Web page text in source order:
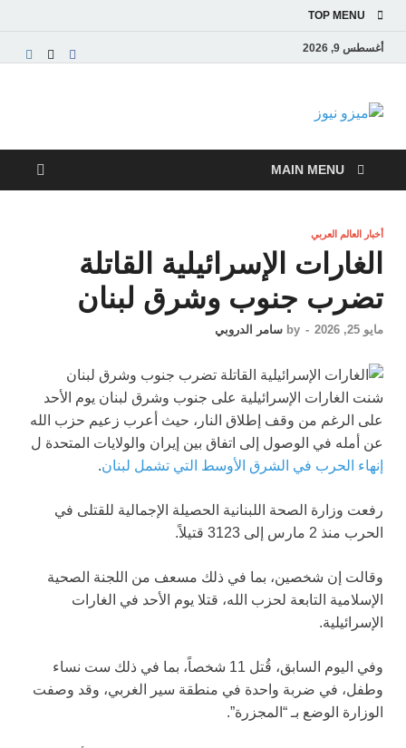
TOP MENU
أغسطس 9, 2026
ميزو نيوز
والاقتصادية
MAIN MENU
أخبار العالم العربي
الغارات الإسرائيلية القاتلة
تضرب جنوب وشرق لبنان
مايو 25, 2026 -
by سامر الدروبي
شنت الغارات الإسرائيلية على جنوب وشرق لبنان يوم الأحد
على الرغم من وقف إطلاق النار، حيث أعرب زعيم حزب الله
عن أمله في الوصول إلى اتفاق بين إيران والولايات المتحدة ل
إنهاء الحرب في الشرق الأوسط التي تشمل لبنان.
رفعت وزارة الصحة اللبنانية الحصيلة الإجمالية للقتلى في
الحرب منذ 2 مارس إلى 3123 قتيلاً.
وقالت إن شخصين، بما في ذلك مسعف من اللجنة الصحية
الإسلامية التابعة لحزب الله، قتلا يوم الأحد في الغارات
الإسرائيلية.
وفي اليوم السابق، قُتل 11 شخصاً، بما في ذلك ست نساء
وطفل، في ضربة واحدة في منطقة سير الغربي، وقد وصفت
الوزارة الوضع بـ “المجزرة”.